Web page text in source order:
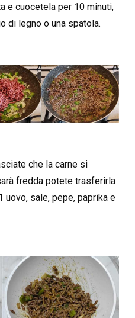
e cuocetela per 10 minuti,
di legno o una spatola.
che la carne si
fredda potete trasferirla
uovo, sale, pepe, paprika e